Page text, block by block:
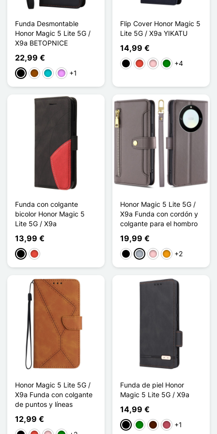
Funda Desmontable
Honor Magic 5 Lite 5G /
X9a BETOPNICE
22,99 €
NegroMarrónTurquesaMorado claro
+1
Flip Cover Honor Magic 5
Lite 5G / X9a YIKATU
14,99 €
NegroRojoRosaVerde
+4
Funda con colgante
bicolor Honor Magic 5
Lite 5G / X9a
13,99 €
NegroRojo
Honor Magic 5 Lite 5G /
X9a Funda con cordón y
colgante para el hombro
19,99 €
Negro
Gris RosaNaranja
+2
Honor Magic 5 Lite 5G /
X9a Funda con colgante
de puntos y líneas
12,99 €
Funda de piel Honor
Magic 5 Lite 5G / X9a
14,99 €
NegroVerdeMarrón oscuro
Rosa oscuro
+1